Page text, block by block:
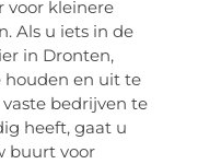
voor kleinere
Als u iets in de
in Dronten,
houden en uit te
bedrijven te
heeft, gaat u
buurt voor